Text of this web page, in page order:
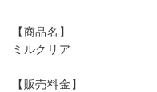
【商品名】
ミルクリア
【販売料金】